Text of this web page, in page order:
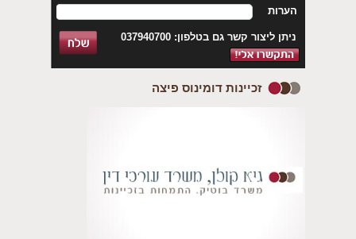
ניתן ליצור קשר גם בטלפון: 037940700
הערות
זכיינות דומינוס פיצה